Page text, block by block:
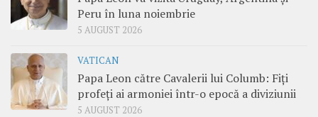
Peru în luna noiembrie
5 AUGUST 2026
VATICAN
Papa Leon către Cavalerii lui Columb: Fiți
profeți ai armoniei într-o epocă a diviziunii
5 AUGUST 2026